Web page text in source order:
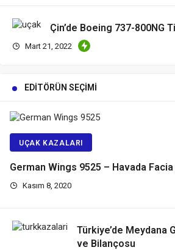
Çin’de Boeing 737-800NG
Mart 21, 2022
EDITÖRÜN SEÇIMI
UÇAK KAZALARI
German Wings 9525 – Havada Facia
Kasım 8, 2020
Türkiye’de Meydana
ve Bilançosu